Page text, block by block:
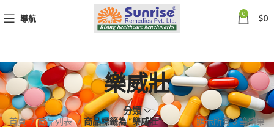
導航 0 $0
樂威壯
分類
首頁 商品列表 商品標籤為 “樂威壯” 顯示所有 3 筆結果依